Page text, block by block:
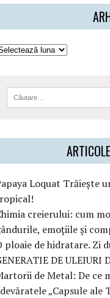
Loquat Trăiește
creierului: cum
emoțiile și
ploaie de hidratare. Zi
DE ULEIURI
de Metal: De ce
„Capsule